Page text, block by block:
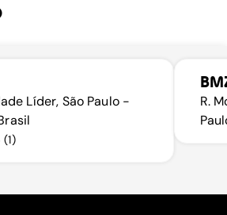
Líder, São Paulo -
(1)
R.